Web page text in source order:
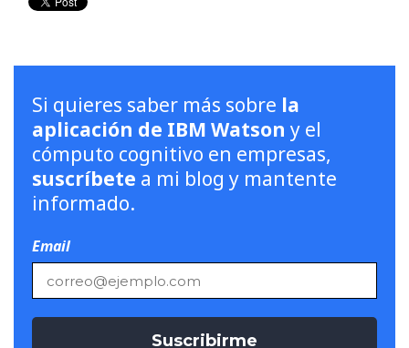
Si quieres saber más sobre la
aplicación de IBM Watson y el
cómputo cognitivo en empresas,
suscríbete a mi blog y mantente
informado.
Email